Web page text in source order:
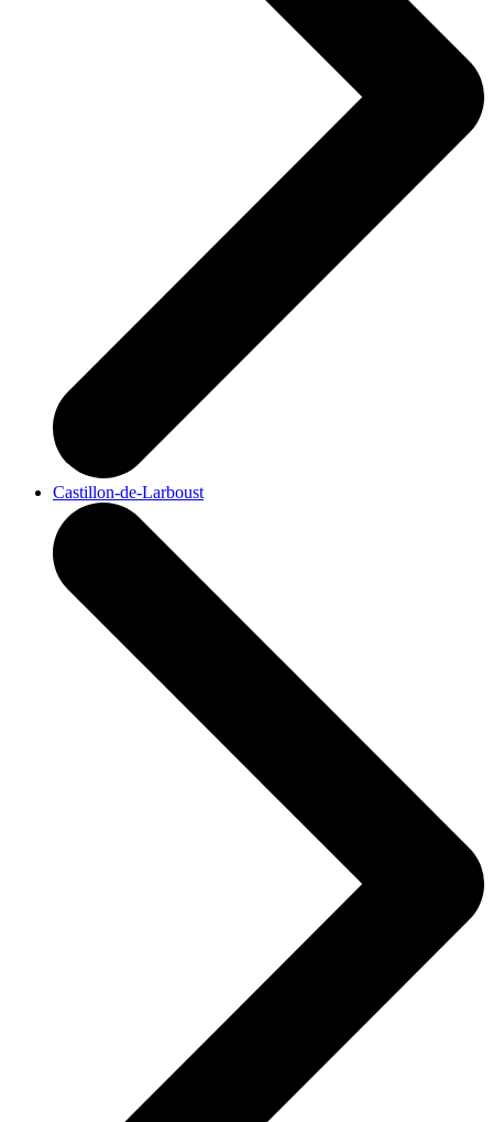
Castillon-de-Larboust